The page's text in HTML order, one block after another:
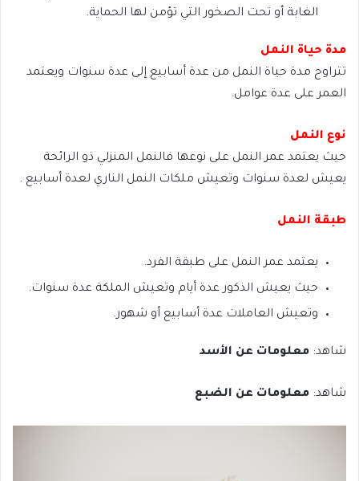
الغابة أو تحت الصخور التي تؤمن لها الحماية.
مدة حياة النمل
تتراوح مدة حياة النمل من عدة أسابيع إلى عدة سنوات ويعتمد
العمر على عدة عوامل.
نوع النمل
حيث يعتمد عمر النمل على نوعها فالنمل المنزلي ذو الرائحة
يعيش لعدة سنوات وتعيش ملكات النمل الناري لعدة أسابيع .
طبقة النمل
يعتمد عمر النمل على طبقة الفرد.
حيث يعيش الذكور عدة أيام وتعيش الملكة عدة سنوات.
وتعيش العاملات عدة أسابيع أو شهور.
شاهد: معلومات عن الأسد
شاهد: معلومات عن الضبع